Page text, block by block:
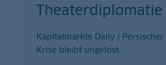
Theaterdiplomatie
Kapitalmärkte Daily |
Krise bleibt ungelöst.